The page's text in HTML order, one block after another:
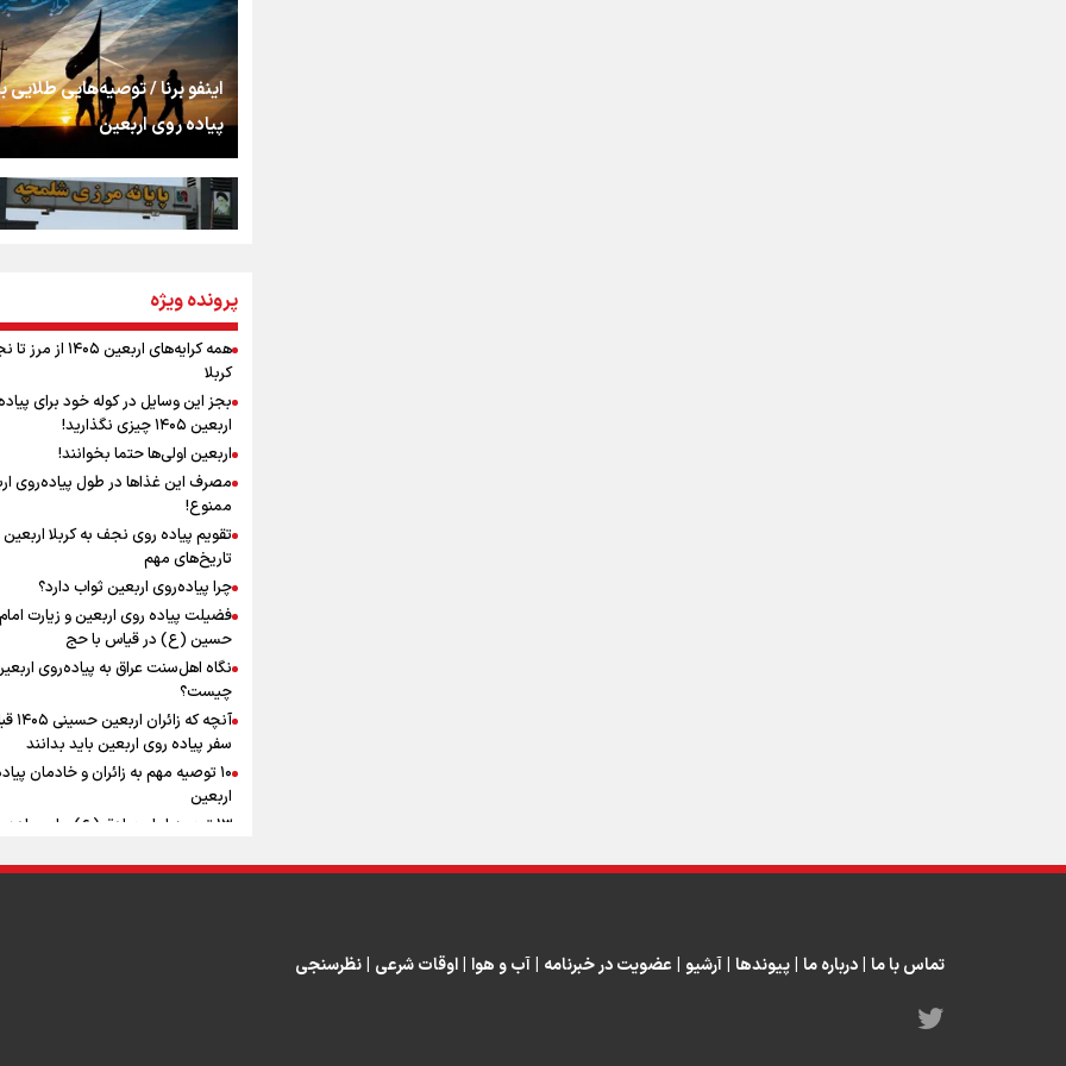
اشک
جمله‌ای که بغض
را شکست؛ «آهای مردم،
تهران رفتند»
سه حسرتی که به
نگاه تمدنی رهبر
فضای مجازی
رابطه کارگر و کارفرما
به زوجیت
اینفو برنا / توصیه‌هایی طلایی
پیاده روی اربعین
اینفو برنا / جدول کامل فاصله
شلمچه تا شهرهای زیارتی عراق
اینفو برنا/ میزان مالیات بر ارزش
افزوده چقدر است؟
اینفوبرنا/ سقف معافیت مالیاتی
حقوق کارکنان دولت و
در بودجه ۱۴۰۵ چقدر است؟
پرونده ویژه
همه کرایه‌های اربعین ۱۴۰۵
کربلا
بجز این وسایل در کوله خود برای
اربعین ۱۴۰۵ چیزی نگذارید!
اربعین اولی‌ها حتما بخوانند!
مصرف این غذاها در طول پیاده‌روی
ممنوع!
تاریخ‌های مهم
چرا پیاده‌روی اربعین ثواب دارد؟
فضیلت پیاده روی اربعین و زیارت امام
حسین (ع) در قیاس با حج
نگاه اهل‌سنت عراق به پیاده‌روی
چیست؟
آنچه که
سفر پیاده روی اربعین باید بدانند
۱۰ توصیه مهم به زائران و خادمان
اربعین
۱۳ توصیه امام صادق (ع) برای
۲۰ توصیه کاربردی برای شرکت در
تماس با ما درباره ما پیوندها آرشیو عضویت در خبرنامه آب و هوا اوقات شرعی نظرسنجی